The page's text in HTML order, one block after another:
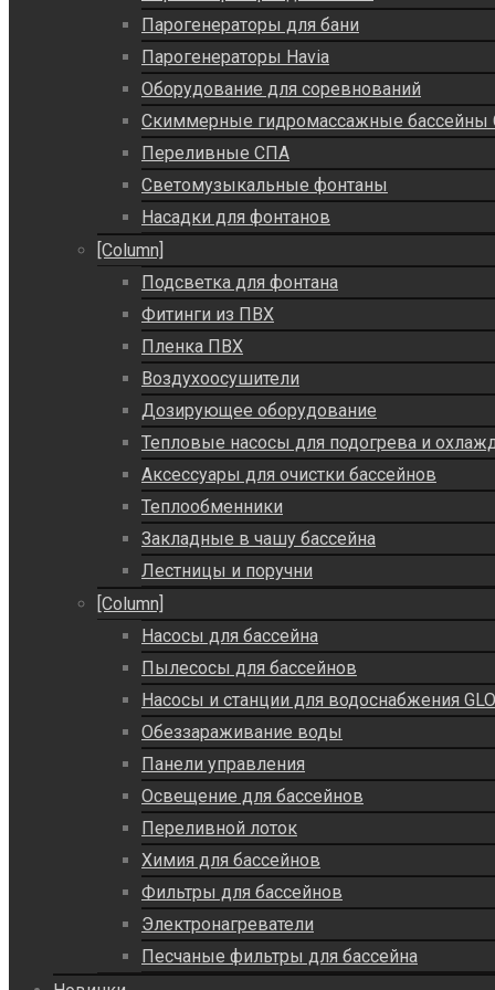
Парогенераторы для бани
Парогенераторы Havia
Оборудование для соревнований
Скиммерные гидромассажные
Переливные СПА
Светомузыкальные фонтаны
Насадки для фонтанов
[Column]
Подсветка для фонтана
Фитинги из ПВХ
Пленка ПВХ
Воздухоосушители
Дозирующее оборудование
Тепловые насосы для подогрева и
Аксессуары для очистки бассейнов
Теплообменники
Закладные в чашу бассейна
Лестницы и поручни
[Column]
Насосы для бассейна
Пылесосы для бассейнов
Насосы и станции для водоснабжения
Обеззараживание воды
Панели управления
Освещение для бассейнов
Переливной лоток
Химия для бассейнов
Фильтры для бассейнов
Электронагреватели
Песчаные фильтры для бассейна